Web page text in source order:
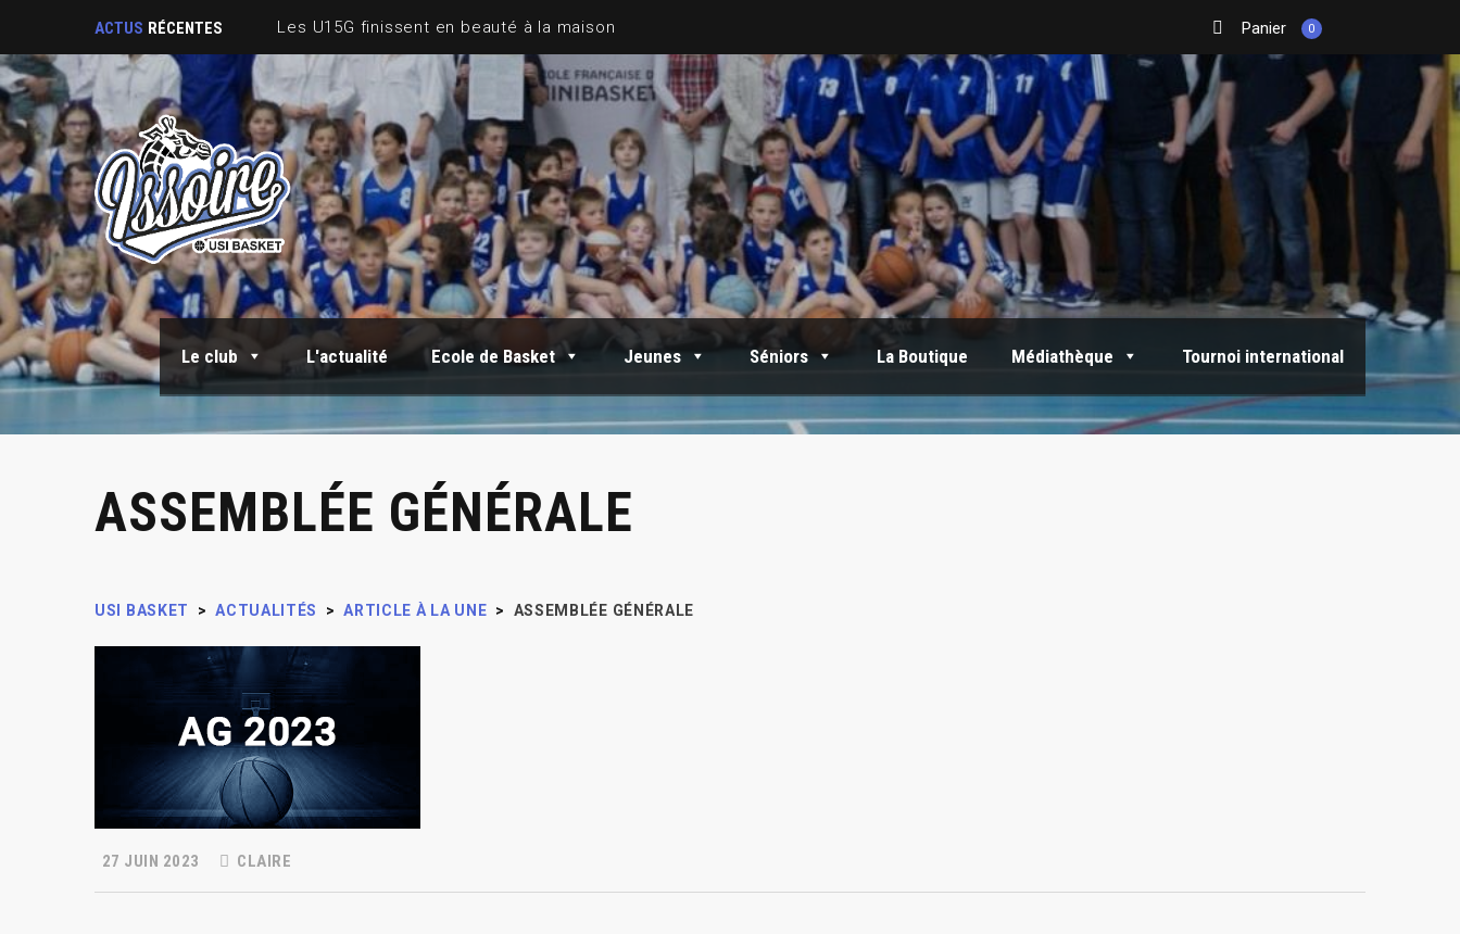
ACTUS RÉCENTES Panier 0
Le club L'actualité Ecole de Basket Jeunes Séniors La Boutique Médiathèque Tournoi international
ASSEMBLÉE GÉNÉRALE
USI BASKET > ACTUALITÉS > ARTICLE À LA UNE > ASSEMBLÉE GÉNÉRALE
27 JUIN 2023 CLAIRE